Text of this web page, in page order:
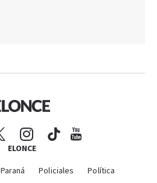
ELONCE
Paraná Policiales
Política